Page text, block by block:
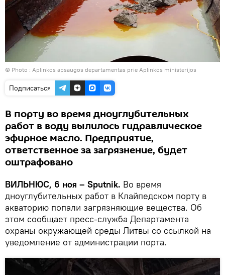
© Photo : Aplinkos apsaugos departamentas prie Aplinkos ministerijos
Подписаться
В порту во время дноуглубительных
работ в воду вылилось гидравлическое
эфирное масло. Предприятие,
ответственное за загрязнение, будет
оштрафовано
ВИЛЬНЮС, 6 ноя – Sputnik. Во время
дноуглубительных работ в Клайпедском порту в
акваторию попали загрязняющие вещества. Об
этом сообщает пресс-служба Департамента
охраны окружающей среды Литвы со ссылкой на
уведомление от администрации порта.